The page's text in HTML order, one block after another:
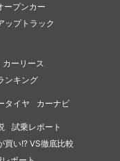
ープンカー
ップトラック
カーリース
ンキング
タイヤ カーナビ
試乗レポート
買い!? VS徹底比較